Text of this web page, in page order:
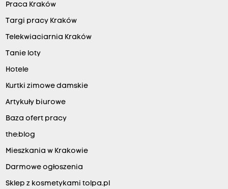
Praca Kraków
Targi pracy Kraków
Telekwiaciarnia Kraków
Tanie loty
Hotele
Kurtki zimowe damskie
Artykuły biurowe
Baza ofert pracy
the:blog
Mieszkania w Krakowie
Darmowe ogłoszenia
Sklep z kosmetykami tolpa.pl